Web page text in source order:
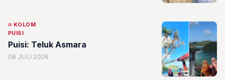
KOLOM
PUISI
Puisi: Teluk Asmara
08 JULI 2026